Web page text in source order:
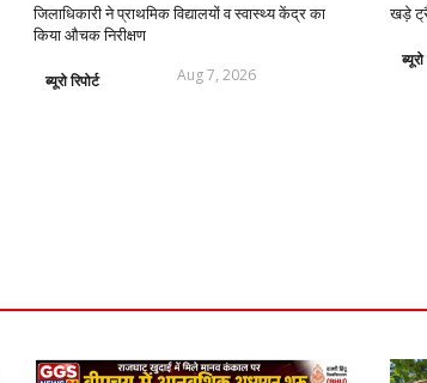
जिलाधिकारी ने प्राथमिक विद्यालयों व स्वास्थ्य केंद्र का
किया औचक निरीक्षण
ब्यूरो रिपोर्ट Aug 7, 2026
खड़े
ब्यूरो